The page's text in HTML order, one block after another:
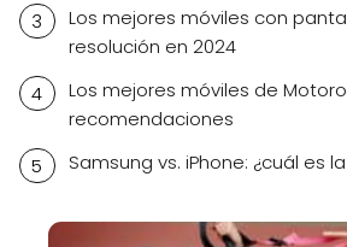
Los mejores móviles con
resolución en 2024
Los mejores móviles de
recomendaciones
Samsung vs. iPhone: ¿cuál es